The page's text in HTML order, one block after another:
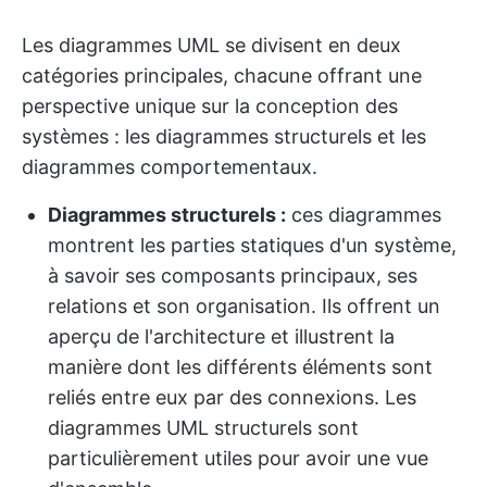
Les diagrammes UML se divisent en deux
catégories principales, chacune offrant une
perspective unique sur la conception des
systèmes : les diagrammes structurels et les
diagrammes comportementaux.
Diagrammes structurels : ces diagrammes
montrent les parties statiques d'un système,
à savoir ses composants principaux, ses
relations et son organisation. Ils offrent un
aperçu de l'architecture et illustrent la
manière dont les différents éléments sont
reliés entre eux par des connexions. Les
diagrammes UML structurels sont
particulièrement utiles pour avoir une vue